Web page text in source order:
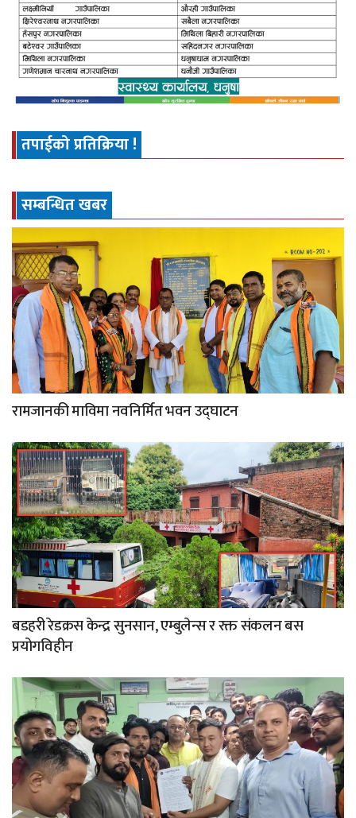
तपाईको प्रतिक्रिया !
सम्बन्धित खबर
रामजानकी माविमा नवनिर्मित भवन उद्घाटन
बडहरी रेडक्रस केन्द्र सुनसान, एम्बुलेन्स र रक्त संकलन बस
प्रयोगविहीन